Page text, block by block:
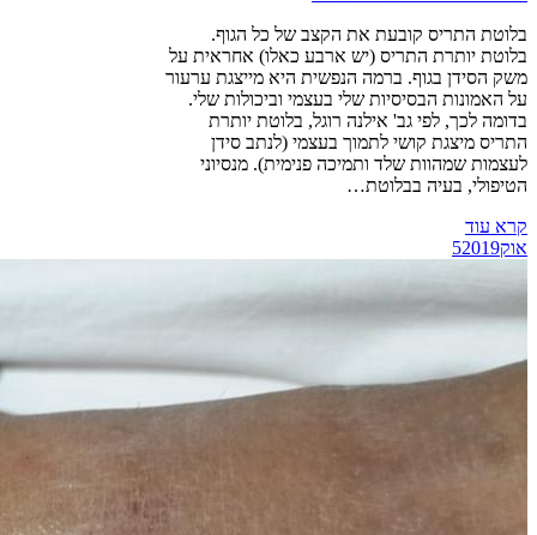
בלוטת התריס קובעת את הקצב של כל הגוף.
בלוטת יותרת התריס (יש ארבע כאלו) אחראית על
משק הסידן בגוף. ברמה הנפשית היא מייצגת ערעור
על האמונות הבסיסיות שלי בעצמי וביכולות שלי.
בדומה לכך, לפי גב' אילנה רוגל, בלוטת יותרת
התריס מיצגת קושי לתמוך בעצמי (לנתב סידן
לעצמות שמהוות שלד ותמיכה פנימית). מנסיוני
הטיפולי, בעיה בבלוטת…
קרא עוד
אוק
52019